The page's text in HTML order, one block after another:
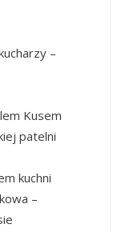
–
Kusem
patelni
kuchni
–